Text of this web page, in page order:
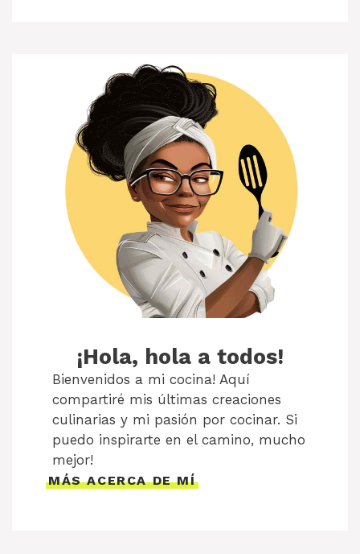
¡Hola, hola a todos!
Bienvenidos a mi cocina! Aquí
compartiré mis últimas creaciones
culinarias y mi pasión por cocinar. Si
puedo inspirarte en el camino, mucho
mejor!
MÁS ACERCA DE MÍ